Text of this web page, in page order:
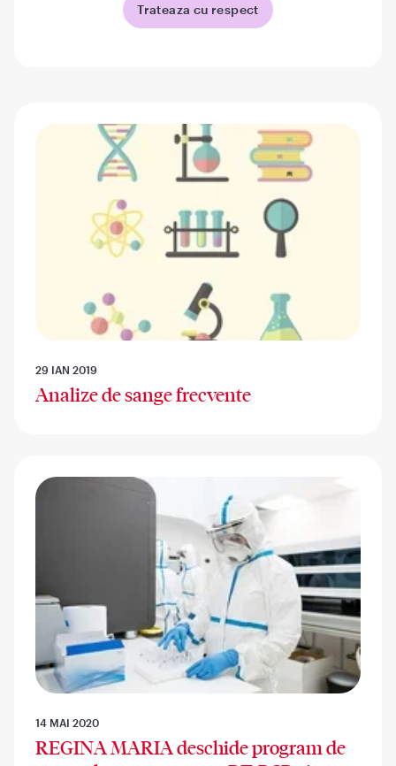
Trateaza cu respect
29 IAN 2019
Analize de sange frecvente
14 MAI 2020
REGINA MARIA deschide program de